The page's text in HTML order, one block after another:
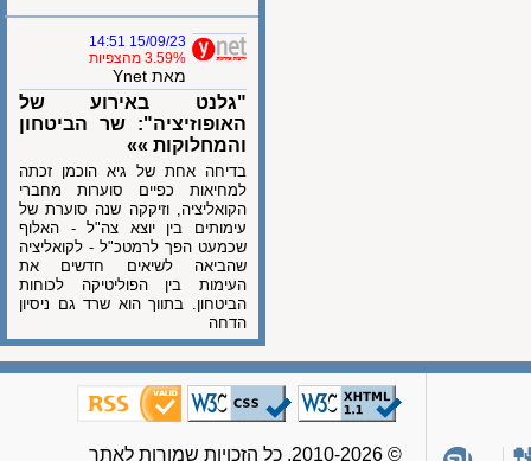
15/09/23 14:51
3.59% מהצפיות
מאת Ynet
"גלנט באירוע של
האופוזיציה": שר הביטחון
והמחלוקות »»
בדיחה אחת של גיא הוכמן זכתה
למחיאות כפיים סוערות מחברי
הקואליציה, וזיקקה שנה סוערת של
עימותים בין יוצא צה"ל - האלוף
שכמעט הפך לרמטכ"ל - לקואליציה
שהביאה לשיאים חדשים את
העימות בין הפוליטיקה לכוחות
הביטחון. בתווך הוא שרד גם ניסיון
הדחה